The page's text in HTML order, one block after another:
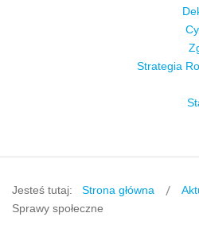
Strategia
Jesteś tutaj: Strona główna
Sprawy społeczne